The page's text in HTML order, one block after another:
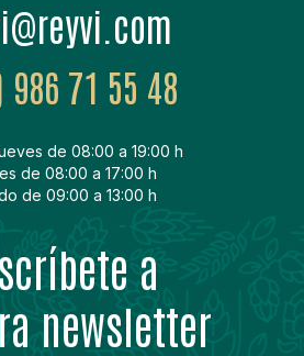
986 71 55 48
de 08:00 a 19:00 h
de 08:00 a 17:00 h
de 09:00 a 13:00 h
a
newsletter